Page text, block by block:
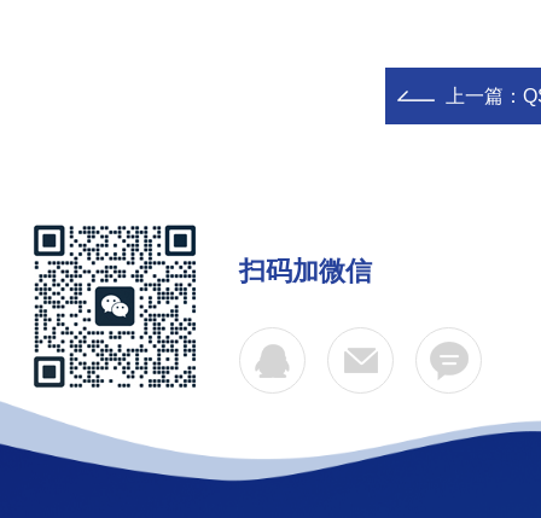
上一篇：
扫码加微信